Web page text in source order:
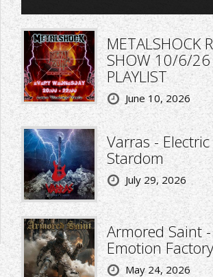
METALSHOCK
SHOW 10/6/26
PLAYLIST
June 10, 2026
Varras - Electric
Stardom
July 29, 2026
Armored Saint -
Emotion
May 24, 2026